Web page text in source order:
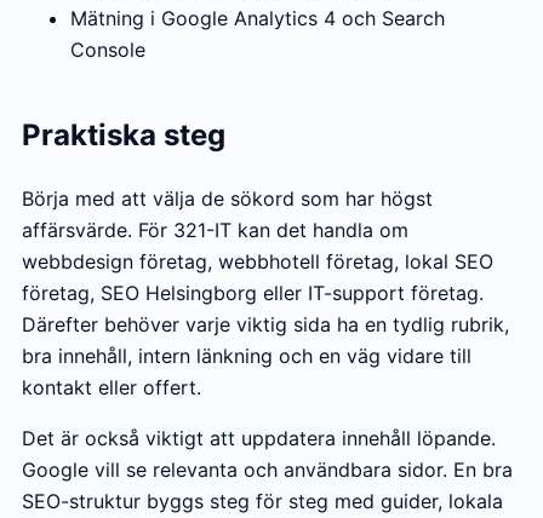
Mätning i Google Analytics 4 och Search
Console
Praktiska steg
Börja med att välja de sökord som har högst
affärsvärde. För 321-IT kan det handla om
webbdesign företag, webbhotell företag, lokal SEO
företag, SEO Helsingborg eller IT-support företag.
Därefter behöver varje viktig sida ha en tydlig rubrik,
bra innehåll, intern länkning och en väg vidare till
kontakt eller offert.
Det är också viktigt att uppdatera innehåll löpande.
Google vill se relevanta och användbara sidor. En bra
SEO-struktur byggs steg för steg med guider, lokala